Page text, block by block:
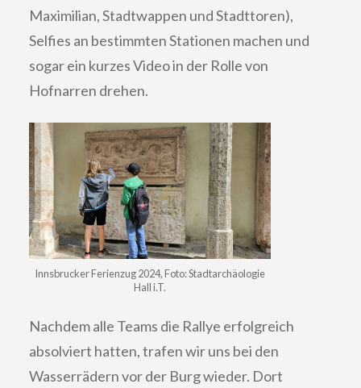
Maximilian, Stadtwappen und Stadttoren),
Selfies an bestimmten Stationen machen und
sogar ein kurzes Video in der Rolle von
Hofnarren drehen.
Innsbrucker Ferienzug 2024, Foto: Stadtarchäologie
Hall i.T.
Nachdem alle Teams die Rallye erfolgreich
absolviert hatten, trafen wir uns bei den
Wasserrädern vor der Burg wieder. Dort